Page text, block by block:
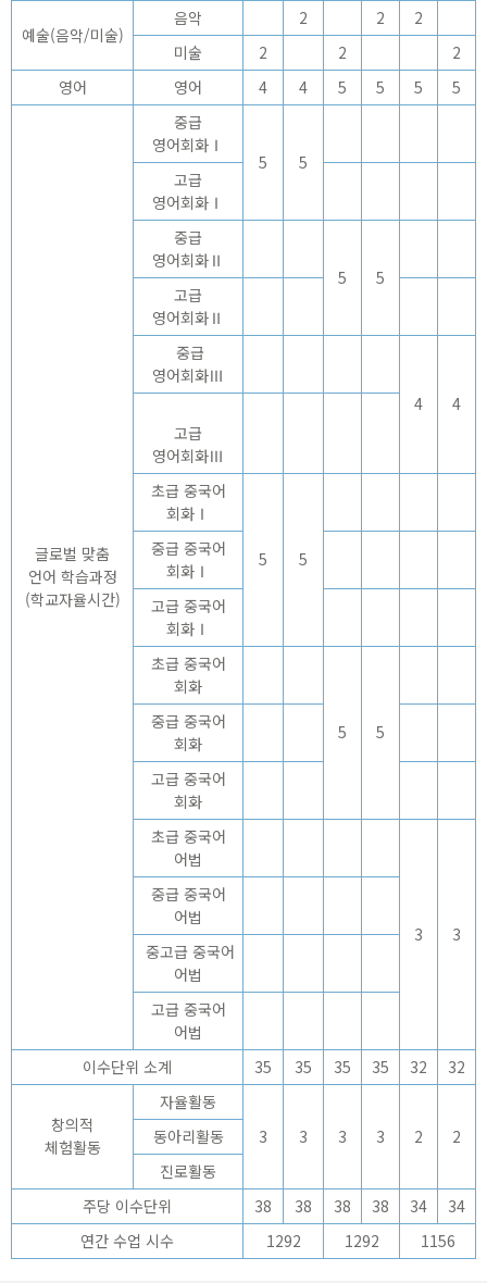
예술(음악/미술)
음악 2 2
2
미술
2 2
2
영어
영어 4 4 5 5 5 5
글로벌 맞춤
언어 학습과정
(학교자율시간)
중급
영어회화Ⅰ
5
5
고급
영어회화Ⅰ
중급
영어회화Ⅱ
5
5
고급
영어회화Ⅱ
중급
영어회화Ⅲ
4
4
고급
영어회화Ⅲ
초급 중국어
회화Ⅰ
5 5
중급 중국어
회화Ⅰ
고급 중국어
회화Ⅰ
초급 중국어
회화
5 5
중급 중국어
회화
고급 중국어
회화
초급 중국어
어법
3 3
중급 중국어
어법
중고급 중국어
어법
고급 중국어
어법
이수단위 소계
35 35 35 35 32 32
창의적
체험활동
자율활동
3
3 3 3 2 2
동아리활동
진로활동
주당 이수단위
38 38 38 38 34
34
연간 수업 시수
1292 1292 1156